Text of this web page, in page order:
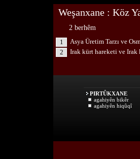
Weşanxane : Köz
2 berhêm
1
Asya Üretim Tarzı ve
2
Irak kürt hareketi ve
PIRTÛKXANE
agahiyên bikêr
agahiyên hiqûqî